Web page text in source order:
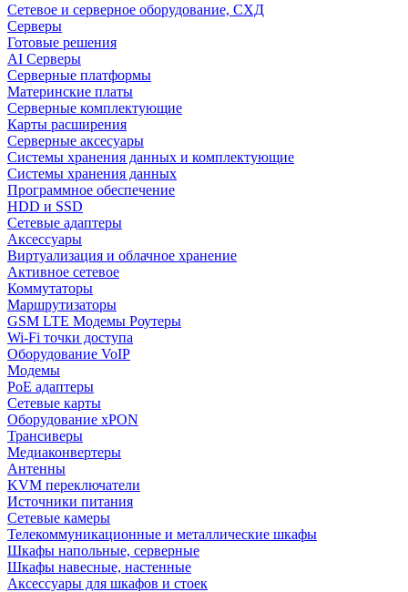
Сетевое и серверное оборудование, СХД
Cерверы
Готовые решения
AI Серверы
Серверные платформы
Материнские платы
Серверные комплектующие
Карты расширения
Серверные аксесуары
Системы хранения данных и комплектующие
Системы хранения данных
Программное обеспечение
HDD и SSD
Сетевые адаптеры
Аксессуары
Виртуализация и облачное хранение
Активное сетевое
Коммутаторы
Маршрутизаторы
GSM LTE Модемы Роутеры
Wi-Fi точки доступа
Оборудование VoIP
Модемы
PoE адаптеры
Сетевые карты
Оборудование xPON
Трансиверы
Медиаконвертеры
Антенны
KVM переключатели
Источники питания
Сетевые камеры
Телекоммуникационные и металлические шкафы
Шкафы напольные, серверные
Шкафы навесные, настенные
Аксессуары для шкафов и стоек